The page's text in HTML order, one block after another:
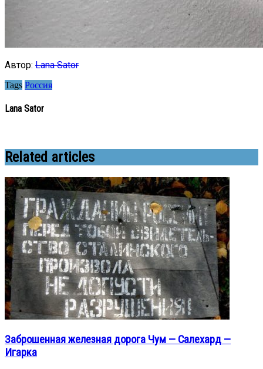
Автор: Lana Sator
Tags Россия
Lana Sator
Related articles
Заброшенная железная дорога Чум — Салехард —
Игарка